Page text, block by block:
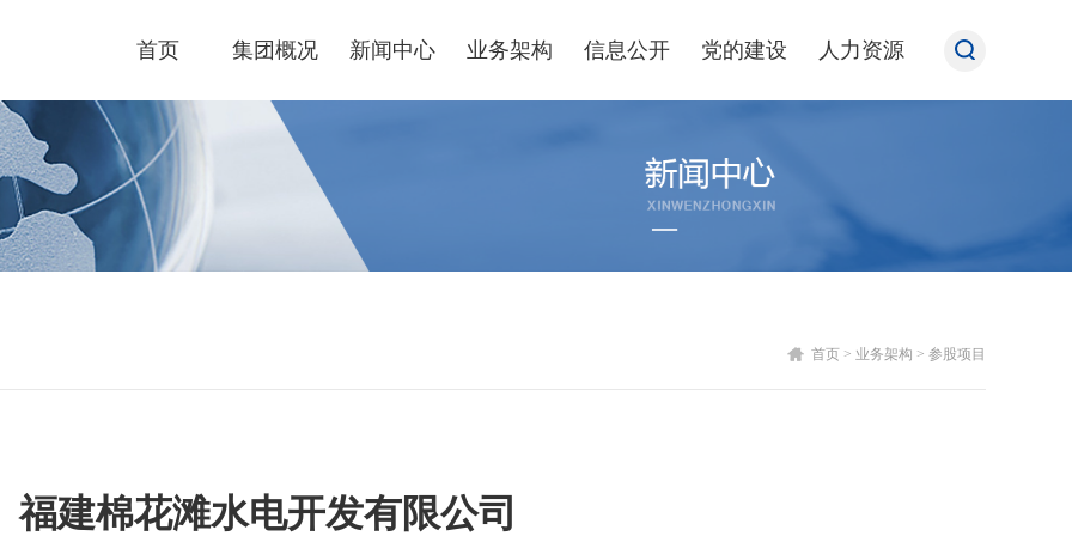
首页 集团概况 新闻中心 业务架构 信息公开 党的建设 人力资源
首页 > 业务架构 > 参股项目
福建棉花滩水电开发有限公司